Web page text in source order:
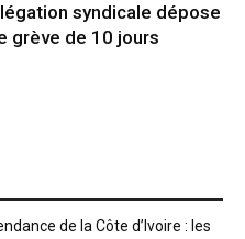
syndicale dépose
grève de 10 jours
de la Côte d’Ivoire : les